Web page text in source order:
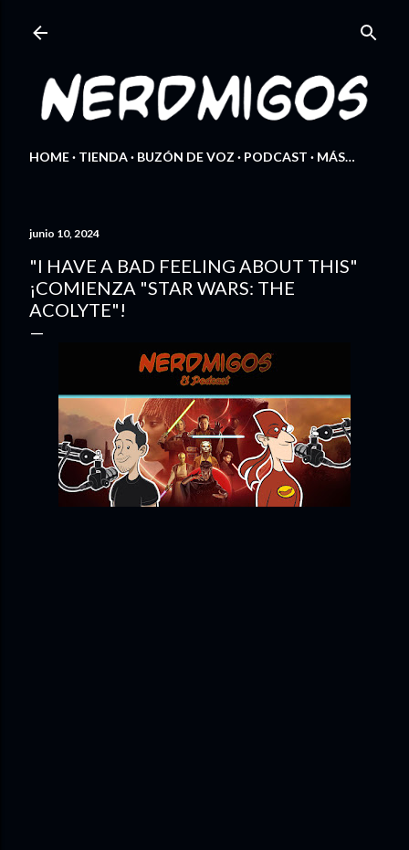
HOME TIENDA BUZÓN DE VOZ PODCAST MÁS…
junio 10, 2024
"I HAVE A BAD FEELING ABOUT THIS"
¡COMIENZA "STAR WARS: THE
ACOLYTE"!